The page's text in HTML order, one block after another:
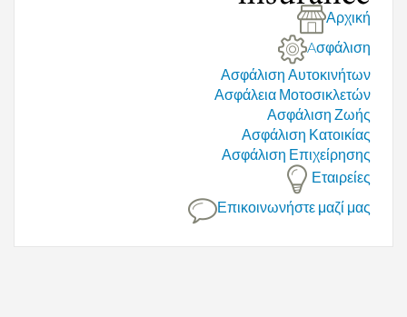
Αρχική
Aσφάλιση
Ασφάλιση Αυτοκινήτων
Ασφάλεια Μοτοσικλετών
Ασφάλιση Ζωής
Ασφάλιση Κατοικίας
Ασφάλιση Επιχείρησης
Εταιρείες
Επικοινωνήστε μαζί μας